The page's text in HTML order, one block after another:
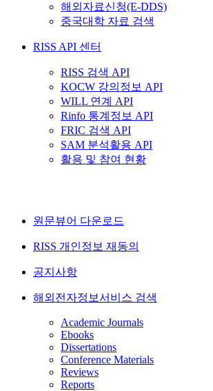
해외자료신청(E-DDS)
중국대학 자료 검색
RISS API 센터
RISS 검색 API
KOCW 강의정보 API
WILL 연계 API
Rinfo 통계정보 API
FRIC 검색 API
SAM 분석활용 API
활용 및 참여 현황
원문뷰어 다운로드
RISS 개인정보 재동의
공지사항
해외전자정보서비스 검색
Academic Journals
Ebooks
Dissertations
Conference Materials
Reviews
Reports